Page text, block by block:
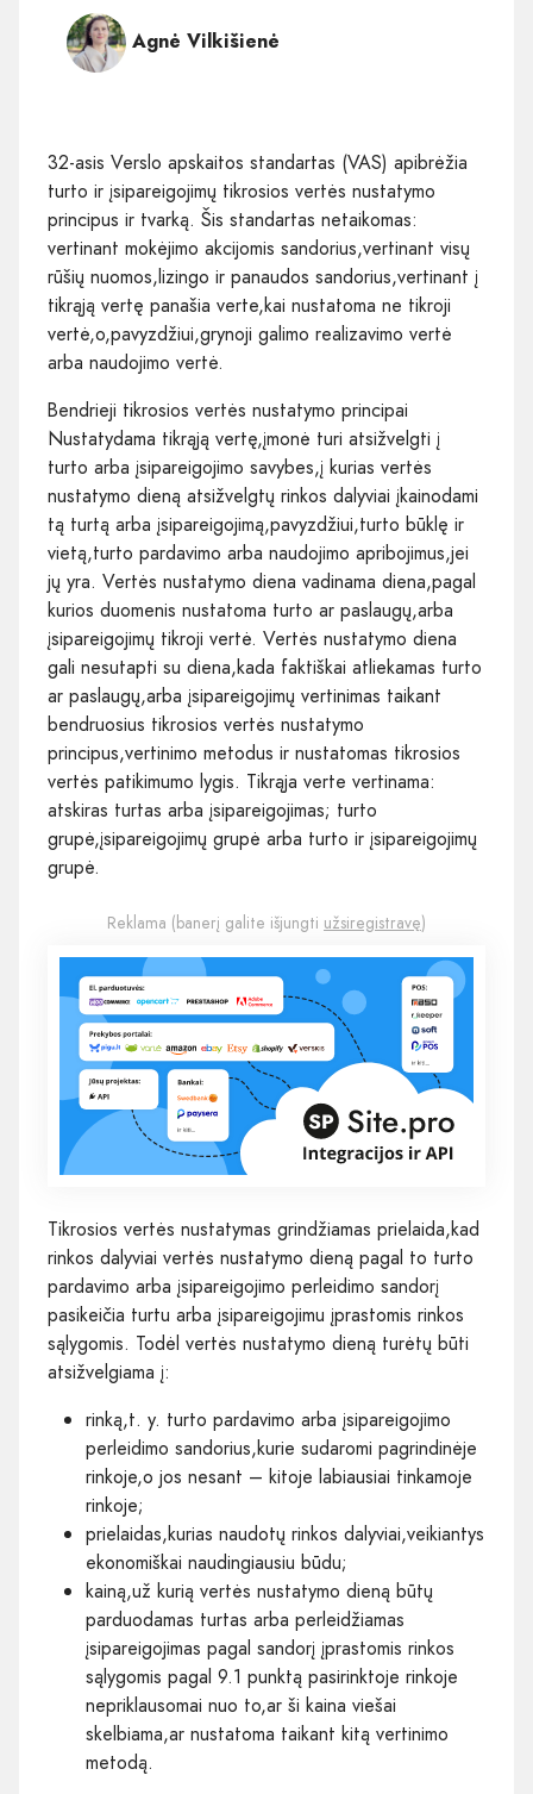
Agnė Vilkišienė
32-asis Verslo apskaitos standartas (VAS) apibrėžia
turto ir įsipareigojimų tikrosios vertės nustatymo
principus ir tvarką. Šis standartas netaikomas:
vertinant mokėjimo akcijomis sandorius,vertinant visų
rūšių nuomos,lizingo ir panaudos sandorius,vertinant į
tikrąją vertę panašia verte,kai nustatoma ne tikroji
vertė,o,pavyzdžiui,grynoji galimo realizavimo vertė
arba naudojimo vertė.
Bendrieji tikrosios vertės nustatymo principai
Nustatydama tikrąją vertę,įmonė turi atsižvelgti į
turto arba įsipareigojimo savybes,į kurias vertės
nustatymo dieną atsižvelgtų rinkos dalyviai įkainodami
tą turtą arba įsipareigojimą,pavyzdžiui,turto būklę ir
vietą,turto pardavimo arba naudojimo apribojimus,jei
jų yra. Vertės nustatymo diena vadinama diena,pagal
kurios duomenis nustatoma turto ar paslaugų,arba
įsipareigojimų tikroji vertė. Vertės nustatymo diena
gali nesutapti su diena,kada faktiškai atliekamas turto
ar paslaugų,arba įsipareigojimų vertinimas taikant
bendruosius tikrosios vertės nustatymo
principus,vertinimo metodus ir nustatomas tikrosios
vertės patikimumo lygis. Tikrąja verte vertinama:
atskiras turtas arba įsipareigojimas; turto
grupė,įsipareigojimų grupė arba turto ir įsipareigojimų
grupė.
Reklama (banerį galite išjungti užsiregistravę)
Tikrosios vertės nustatymas grindžiamas prielaida,kad
rinkos dalyviai vertės nustatymo dieną pagal to turto
pardavimo arba įsipareigojimo perleidimo sandorį
pasikeičia turtu arba įsipareigojimu įprastomis rinkos
sąlygomis. Todėl vertės nustatymo dieną turėtų būti
atsižvelgiama į:
rinką,t. y. turto pardavimo arba įsipareigojimo
perleidimo sandorius,kurie sudaromi pagrindinėje
rinkoje,o jos nesant – kitoje labiausiai tinkamoje
rinkoje;
prielaidas,kurias naudotų rinkos dalyviai,veikiantys
ekonomiškai naudingiausiu būdu;
kainą,už kurią vertės nustatymo dieną būtų
parduodamas turtas arba perleidžiamas
įsipareigojimas pagal sandorį įprastomis rinkos
sąlygomis pagal 9.1 punktą pasirinktoje rinkoje
nepriklausomai nuo to,ar ši kaina viešai
skelbiama,ar nustatoma taikant kitą vertinimo
metodą.